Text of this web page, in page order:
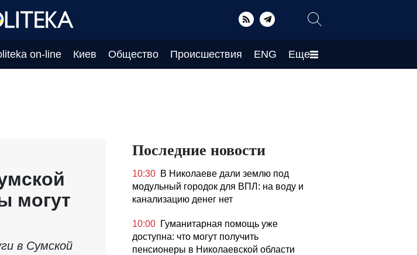
on-line Киев Общество Происшествия ENG Еще
могут
в Сумской
Последние новости
10:30 В Николаеве дали землю под
модульный городок для ВПЛ: на воду и
канализацию денег нет
10:00 Гуманитарная помощь уже
доступна: что могут получить
пенсионеры в Николаевской области